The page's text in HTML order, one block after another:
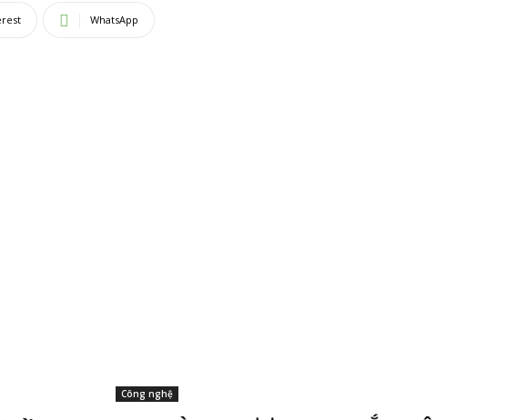
WhatsApp
Công nghệ